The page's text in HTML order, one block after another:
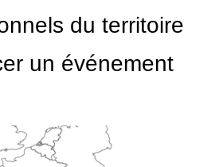
du territoire
un événement